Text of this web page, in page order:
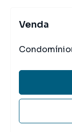
Venda
Condomínio